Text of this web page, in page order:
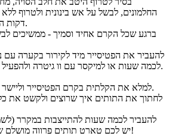
החלמונים, לבשל על אש בינונית ולטרוף
דקות הקרם יתחיל להסמיך.
לכמה שעות או למיקסר עם וו גיטרה ולהפעיל עד שהקרם מתקרר.
למלא את הקלתית בקרם הפטיסייר וליישר בצורה יפה וחלקה.
יש לכם טארט תותים פרווה מושלם שאתם חייבים לאמץ!